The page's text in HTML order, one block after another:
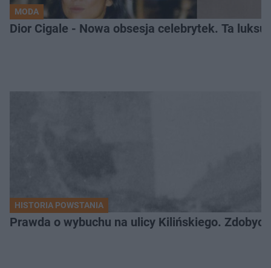
MODA
Dior Cigale - Nowa obsesja celebrytek. Ta
HISTORIA POWSTANIA
Prawda o wybuchu na ulicy Kilińskiego.